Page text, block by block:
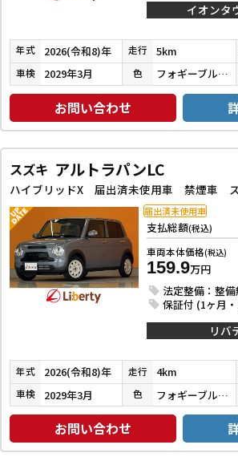
イオンタ
年式 2026(令和8)年 走行 5km
車検 2029年3月 色 フォギーブルーパールメタリック
お問い合わせ
スズキ アルトラパンLC
支払総額(税込)
車両本体価格(税込)
159.9万円
法定整備：整備
保証付 (1ヶ月
届出済未使用車
リバ
年式 2026(令和8)年 走行 4km
車検 2029年3月 色 フォギーブルーパールメタリック
お問い合わせ